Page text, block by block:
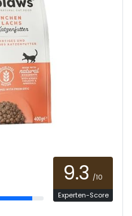
9.3 /10
Experten-Score